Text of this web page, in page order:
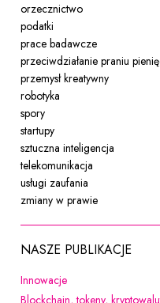
orzecznictwo
podatki
prace badawcze
przeciwdziałanie praniu
przemysł kreatywny
robotyka
spory
startupy
sztuczna inteligencja
telekomunikacja
usługi zaufania
zmiany w prawie
NASZE PUBLIKACJE
InnowacjeUwaga, link
Blockchain, tokeny,